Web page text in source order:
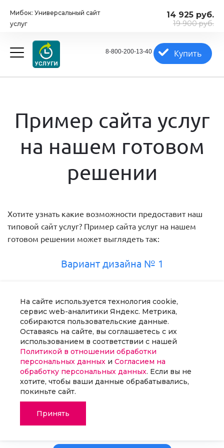
Мибок: Универсальный сайт
услуг
14 925 руб.
19 900 руб.
На сайте используется технология cookie,
сервис web-аналитики Яндекс. Метрика,
собираются пользовательские данные.
Оставаясь на сайте, вы соглашаетесь с их
использованием в соответствии с нашей
Политикой в отношении обработки
персональных данных и Согласием на
обработку персональных данных. Если вы не
хотите, чтобы ваши данные обрабатывались,
покиньте сайт.
Принять